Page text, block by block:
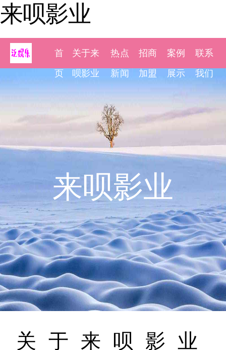
来呗影业
首
页
关于来
呗影业
热点
新闻
招商
加盟
案例
展示
联系
我们
来呗影业
关于来呗影业